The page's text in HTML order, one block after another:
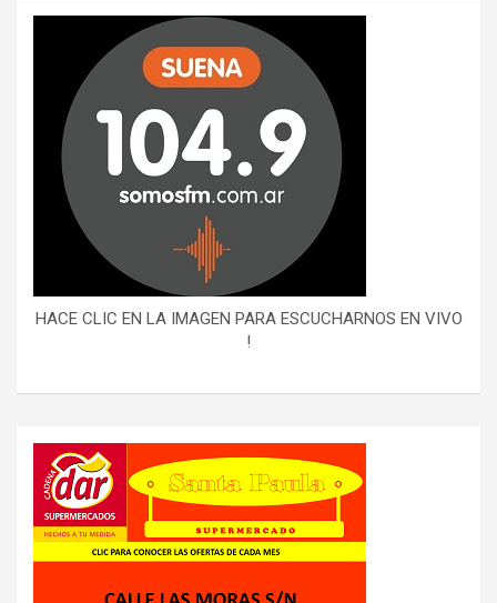
HACE CLIC EN LA IMAGEN PARA ESCUCHARNOS EN VIVO
!